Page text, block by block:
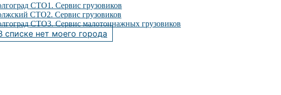
СТО1. Сервис грузовиков
СТО2. Сервис грузовиков
СТО3. Сервис малотоннажных грузовиков
списке нет моего города